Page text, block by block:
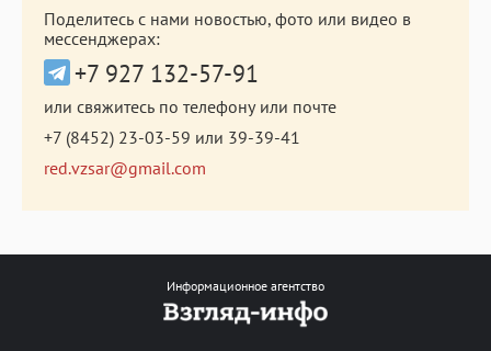
Поделитесь с нами новостью, фото или видео в
мессенджерах:
+7 927 132-57-91
или свяжитесь по телефону или почте
+7 (8452) 23-03-59 или 39-39-41
red.vzsar@gmail.com
Информационное агентство